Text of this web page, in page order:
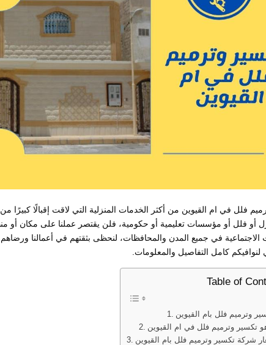
فلل في ام القيوين من أكثر الخدمات المنزلية التي لاقت إقبالًا كبيرًا
أو فلل أو مؤسسات تعليمية أو حكومية، فلن يقتصر عملنا على مكان أو
الاجتماعية في جميع المدن والمحافظات، لنحظى بثقتهم في أعمالنا ورضاهم
لنوافيكم كامل التفاصيل والمعلومات.
Table of
تكسير وترميم فلل في ام القيوين
شركة تكسير وترميم فلل بام القيوين